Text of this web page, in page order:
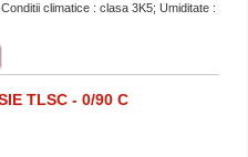
climatice : clasa 3K5; Umiditate :
TLSC - 0/90 C